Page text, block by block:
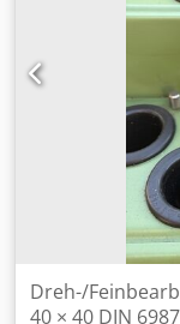
Oberflächengüte.
M02 02360 •
mikrometrisch,
Ausdrehen und
Zustand:
Zustand.
Dreh-/
40 × 40 DIN